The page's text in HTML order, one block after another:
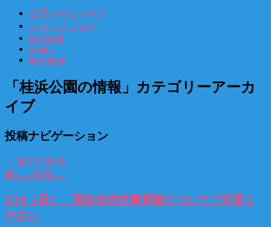
公式ホームページ
スタッフブログ
facebook
twitter
instagram
「桂浜公園の情報 」カテゴリーアーカ
イブ
投稿ナビゲーション
← 過去の投稿
新しい投稿 →
2/18（日） 高知市内交通規制についてご注意く
ださい